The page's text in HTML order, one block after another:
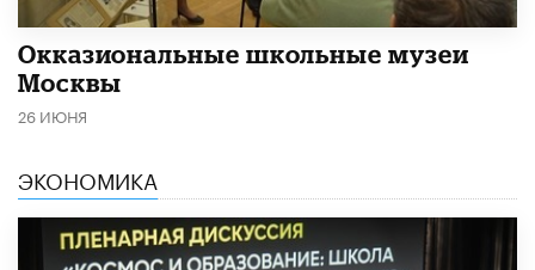
​Окказиональные школьные музеи
Москвы
26 ИЮНЯ
ЭКОНОМИКА